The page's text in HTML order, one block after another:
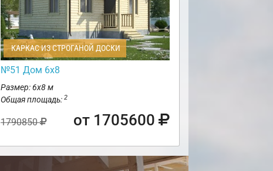
КАРКАС ИЗ СТРОГАНОЙ ДОСКИ
№51 Дом 6х8
Размер: 6х8 м
Общая площадь: 2
1790850 от 1705600